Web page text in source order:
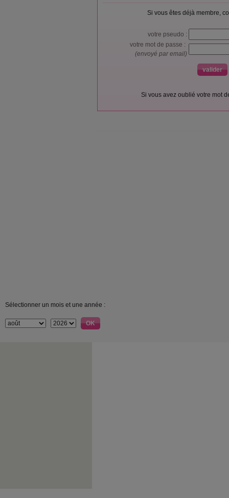
Si vous êtes déjà membre,
votre pseudo :
votre mot de passe :
(envoyé par email)
Si vous avez oublié votre mot
Sélectionner un mois et une année :